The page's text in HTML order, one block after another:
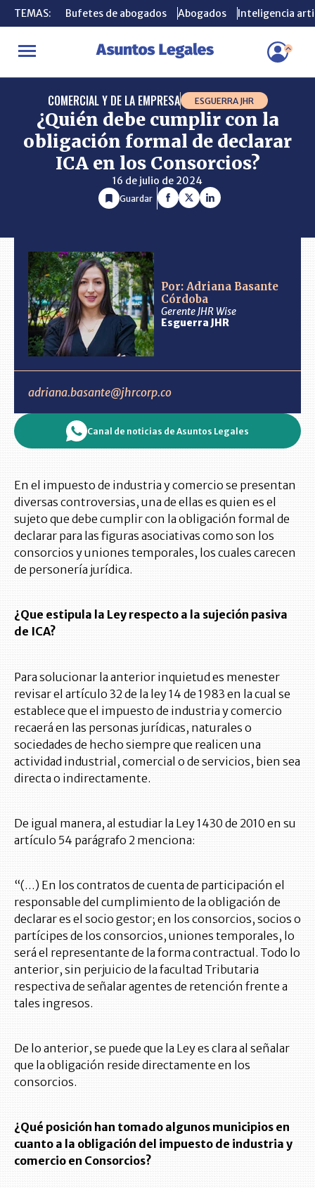
TEMAS: Bufetes de abogados Abogados Inteligencia
INICIO CONSULTORIO ¿Quién debe cumplir con la obligación
TEMAS: Bufetes de abogados Abogados Inteligencia
COMERCIAL Y DE LA EMPRESA ESGUERRA JHR
¿Quién debe cumplir con la
obligación formal de declarar
ICA en los Consorcios?
16 de julio de 2024
Guardar
Por: Adriana Basante
Córdoba
Gerente JHR Wise
Esguerra JHR
adriana.basante@jhrcorp.co
Canal de noticias de Asuntos Legales
En el impuesto de industria y comercio se presentan
diversas controversias, una de ellas es quien es el
sujeto que debe cumplir con la obligación formal de
declarar para las figuras asociativas como son los
consorcios y uniones temporales, los cuales carecen
de personería jurídica.
¿Que estipula la Ley respecto a la sujeción pasiva
de ICA?
Para solucionar la anterior inquietud es menester
revisar el artículo 32 de la ley 14 de 1983 en la cual se
establece que el impuesto de industria y comercio
recaerá en las personas jurídicas, naturales o
sociedades de hecho siempre que realicen una
actividad industrial, comercial o de servicios, bien sea
directa o indirectamente.
De igual manera, al estudiar la Ley 1430 de 2010 en su
artículo 54 parágrafo 2 menciona:
“(…) En los contratos de cuenta de participación el
responsable del cumplimiento de la obligación de
declarar es el socio gestor; en los consorcios, socios o
partícipes de los consorcios, uniones temporales, lo
será el representante de la forma contractual. Todo lo
anterior, sin perjuicio de la facultad Tributaria
respectiva de señalar agentes de retención frente a
tales ingresos.
De lo anterior, se puede que la Ley es clara al señalar
que la obligación reside directamente en los
consorcios.
¿Qué posición han tomado algunos municipios en
cuanto a la obligación del impuesto de industria y
comercio en Consorcios?